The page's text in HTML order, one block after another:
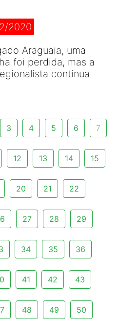
2020
Araguaia, uma
foi perdida, mas a
continua
3 4 5 6 7
12 13 14 15
20 21 22
27 28 29
34 35 36
41 42 43
48 49 50